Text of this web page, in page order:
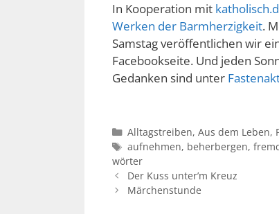
In Kooperation mit
Werken der Barmherzigkeit.
Samstag veröffentlichen wir
Facebookseite. Und jeden
Gedanken sind unter
Kategorien
Alltagstreiben, Aus dem Leben,
Schlagwörter
aufnehmen, beherbergen,
wörter
Der Kuss unter’m Kreuz
Märchenstunde